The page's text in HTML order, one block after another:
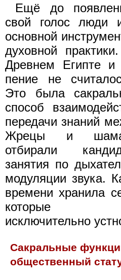
Ещё до
свой голос люди
основной
духовной
Древнем Египте и
пение не
Это была
способ
передачи знаний
Жрецы и
отбирали
занятия по
модуляции звука.
времени хранила
которые
исключительно
Сакральные
общественный